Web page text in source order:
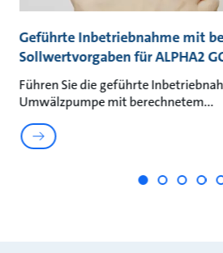
Geführte Inbetriebnahme mit
Sollwertvorgaben für ALPHA2
Führen Sie die geführte
Umwälzpumpe mit berechnetem